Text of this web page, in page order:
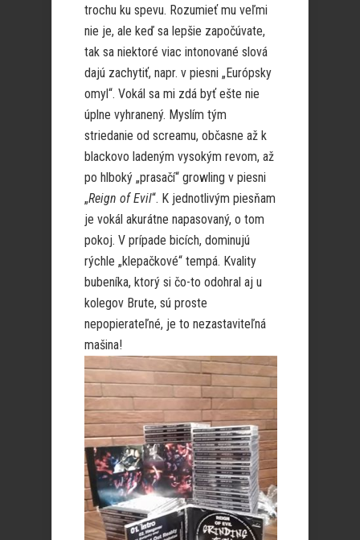
trochu ku spevu. Rozumieť mu veľmi
nie je, ale keď sa lepšie započúvate,
tak sa niektoré viac intonované slová
dajú zachytiť, napr. v piesni „Európsky
omyl“. Vokál sa mi zdá byť ešte nie
úplne vyhranený. Myslím tým
striedanie od screamu, občasne až k
blackovo ladeným vysokým revom, až
po hlboký „prasačí“ growling v piesni
„Reign of Evil“. K jednotlivým piesňam
je vokál akurátne napasovaný, o tom
pokoj. V prípade bicích, dominujú
rýchle „klepačkové“ tempá. Kvality
bubeníka, ktorý si čo-to odohral aj u
kolegov Brute, sú proste
nepopierateľné, je to nezastaviteľná
mašina!